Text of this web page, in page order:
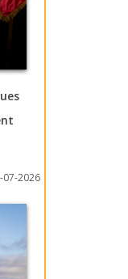
07-2026